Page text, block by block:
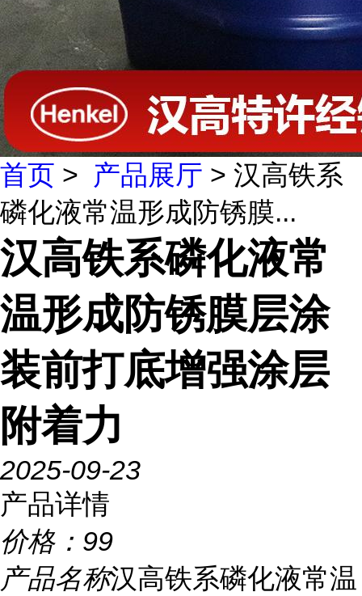
首页 > 产品展厅 > 汉高铁系
磷化液常温形成防锈膜...
汉高铁系磷化液常
温形成防锈膜层涂
装前打底增强涂层
附着力
2025-09-23
产品详情
价格： 99
产品名称汉高铁系磷化液常温